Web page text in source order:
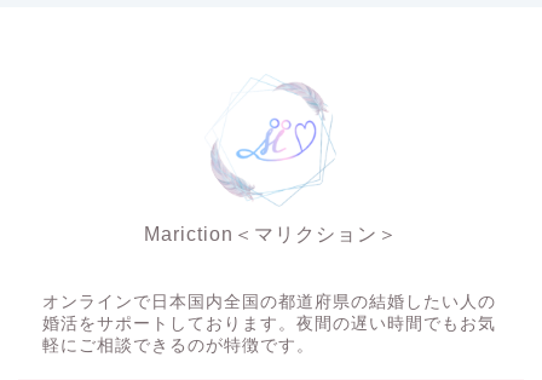
Mariction＜マリクション＞
オンラインで日本国内全国の都道府県の結婚したい人の
婚活をサポートしております。夜間の遅い時間でもお気
軽にご相談できるのが特徴です。